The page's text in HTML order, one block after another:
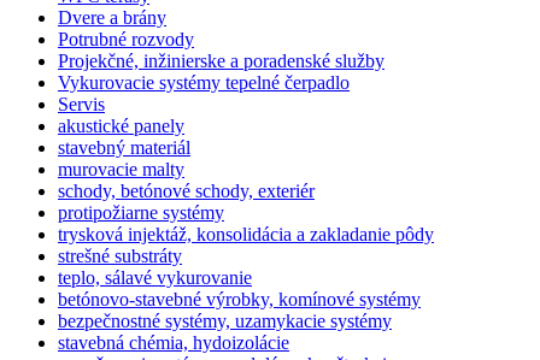
Dvere a brány
Potrubné rozvody
Projekčné, inžinierske a poradenské služby
Vykurovacie systémy tepelné čerpadlo
Servis
akustické panely
stavebný materiál
murovacie malty
schody, betónové schody, exteriér
protipožiarne systémy
trysková injektáž, konsolidácia a zakladanie pôdy
strešné substráty
teplo, sálavé vykurovanie
betónovo-stavebné výrobky, komínové systémy
bezpečnostné systémy, uzamykacie systémy
stavebná chémia, hydoizolácie